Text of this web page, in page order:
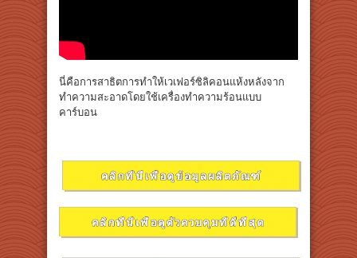
นี่คือการสาธิตการทำให้เวเฟอร์ซิลิคอนแห้งหลังจาก
ทำความสะอาดโดยใช้เครื่องทำความร้อนแบบ
คาร์บอน